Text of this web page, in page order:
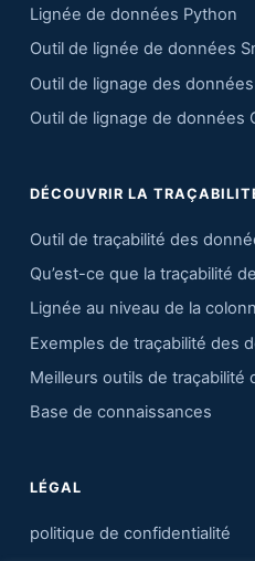
Lignée de données Python
Outil de lignée de données
Outil de lignage des
Outil de lignage de données
DÉCOUVRIR LA
Outil de traçabilité des
Qu’est-ce que la traçabilité
Lignée au niveau de la
Exemples de traçabilité des
Meilleurs outils de traçabilité
Base de connaissances
LÉGAL
politique de confidentialité